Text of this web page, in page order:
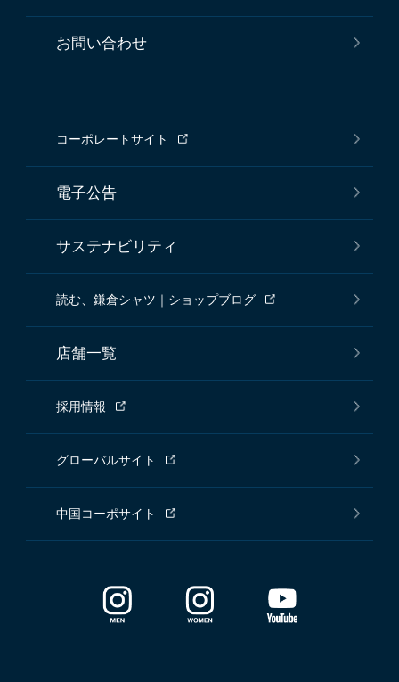
お問い合わせ
コーポレートサイト
電子公告
サステナビリティ
読む、鎌倉シャツ｜ショップブログ
店舗一覧
採用情報
グローバルサイト
中国コーポサイト